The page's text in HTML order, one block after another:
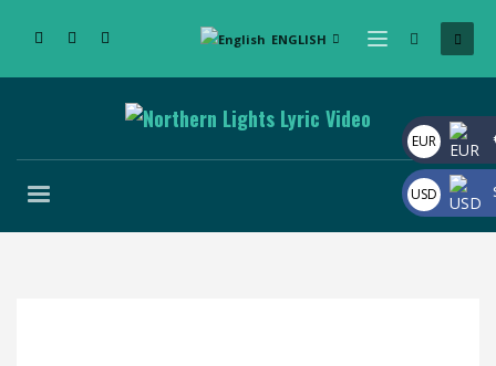
ENGLISH
EUR
USD